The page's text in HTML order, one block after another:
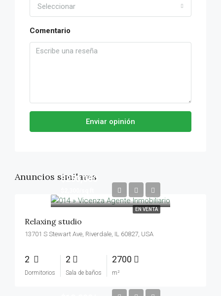
Seleccionar
Comentario
Enviar opinión
Anuncios similares
EN VENTA
$250,000
Relaxing studio
13701 S Stewart Ave, Riverdale, IL 60827, USA
2
Dormitorios
2
Sala de baños
2700
m²